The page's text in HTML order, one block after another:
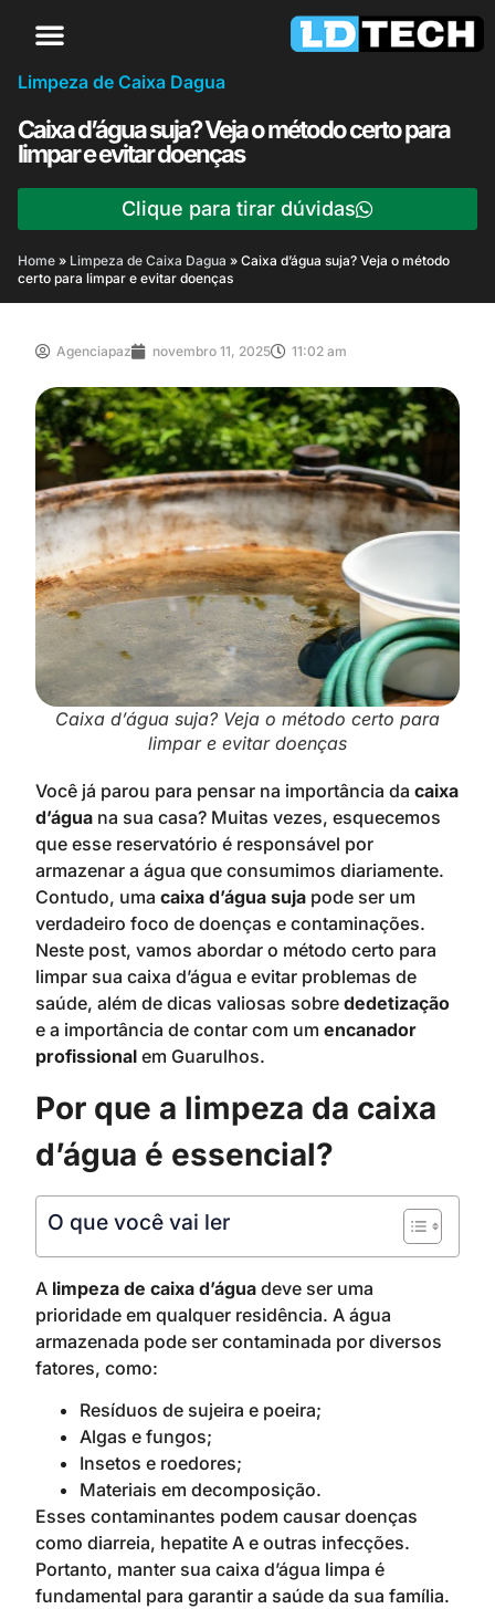
Limpeza de Caixa Dagua
Caixa d’água suja? Veja o método certo para
limpar e evitar doenças
Clique para tirar dúvidas
Home » Limpeza de Caixa Dagua » Caixa d’água suja? Veja o método
certo para limpar e evitar doenças
Agenciapaz novembro 11, 2025 11:02 am
Caixa d’água suja? Veja o método certo para
limpar e evitar doenças
Você já parou para pensar na importância da caixa
d’água na sua casa? Muitas vezes, esquecemos
que esse reservatório é responsável por
armazenar a água que consumimos diariamente.
Contudo, uma caixa d’água suja pode ser um
verdadeiro foco de doenças e contaminações.
Neste post, vamos abordar o método certo para
limpar sua caixa d’água e evitar problemas de
saúde, além de dicas valiosas sobre dedetização
e a importância de contar com um encanador
profissional em Guarulhos.
Por que a limpeza da caixa
d’água é essencial?
O que você vai ler
A limpeza de caixa d’água deve ser uma
prioridade em qualquer residência. A água
armazenada pode ser contaminada por diversos
fatores, como:
Resíduos de sujeira e poeira;
Algas e fungos;
Insetos e roedores;
Materiais em decomposição.
Esses contaminantes podem causar doenças
como diarreia, hepatite A e outras infecções.
Portanto, manter sua caixa d’água limpa é
fundamental para garantir a saúde da sua família.